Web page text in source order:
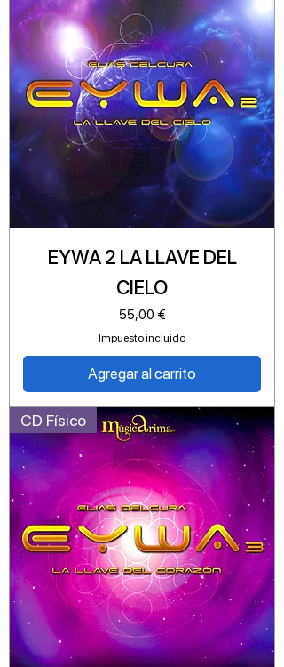
EYWA 2 LA LLAVE DEL
CIELO
Precio
55,00 €
Impuesto incluido
Agregar al carrito
CD Físico